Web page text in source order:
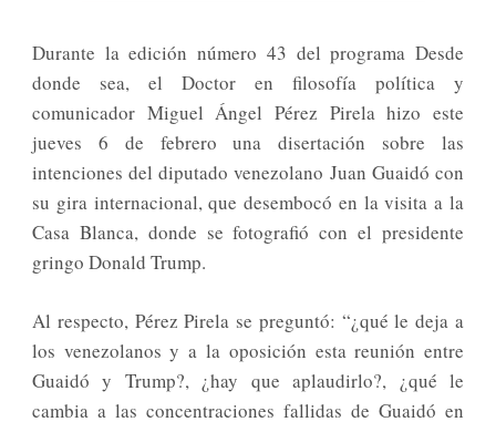
Durante la edición número 43 del programa Desde
donde sea, el Doctor en filosofía política y
comunicador Miguel Ángel Pérez Pirela hizo este
jueves 6 de febrero una disertación sobre las
intenciones del diputado venezolano Juan Guaidó con
su gira internacional, que desembocó en la visita a la
Casa Blanca, donde se fotografió con el presidente
gringo Donald Trump.
Al respecto, Pérez Pirela se preguntó: “¿qué le deja a
los venezolanos y a la oposición esta reunión entre
Guaidó y Trump?, ¿hay que aplaudirlo?, ¿qué le
cambia a las concentraciones fallidas de Guaidó en